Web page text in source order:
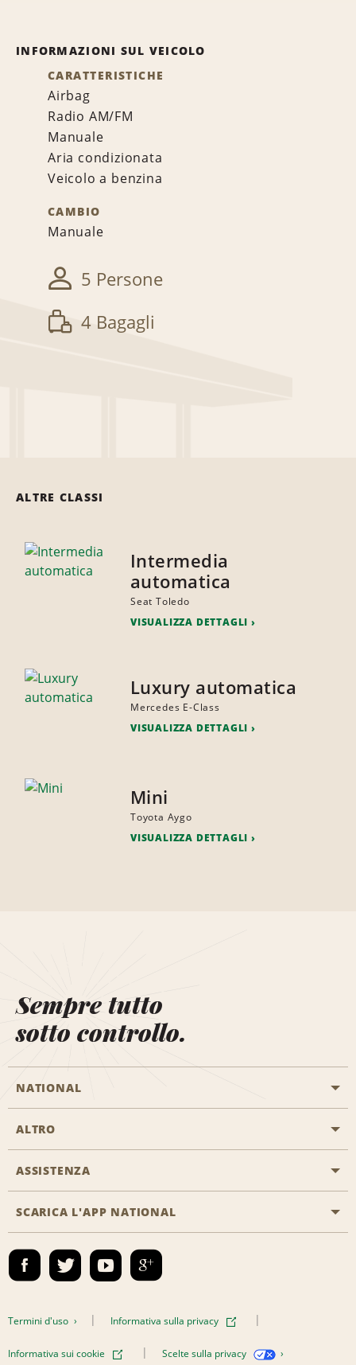
INFORMAZIONI SUL VEICOLO
CARATTERISTICHE
Airbag
Radio AM/FM
Manuale
Aria condizionata
Veicolo a benzina
CAMBIO
Manuale
5 Persone
4 Bagagli
ALTRE CLASSI
Intermedia
automatica
Seat Toledo
VISUALIZZA DETTAGLI
Luxury automatica
Mercedes E-Class
VISUALIZZA DETTAGLI
Mini
Toyota Aygo
VISUALIZZA DETTAGLI
Sempre tutto
sotto controllo.
NATIONAL
Inizia una prenotazione
Programmi business
Emerald Club Accedi
ALTRO
Offerte di lavoro
ASSISTENZA
Accessibilità
Contatti
SCARICA L'APP NATIONAL
Termini d'uso Informativa sulla privacy
Informativa sui cookie Scelte sulla privacy